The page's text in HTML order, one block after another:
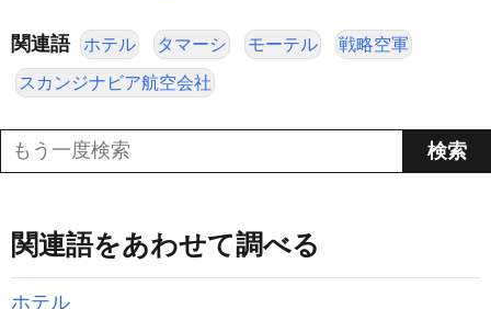
関連語 ホテル タマーシ モーテル 戦略空軍
スカンジナビア航空会社
関連語をあわせて調べる
ホテル